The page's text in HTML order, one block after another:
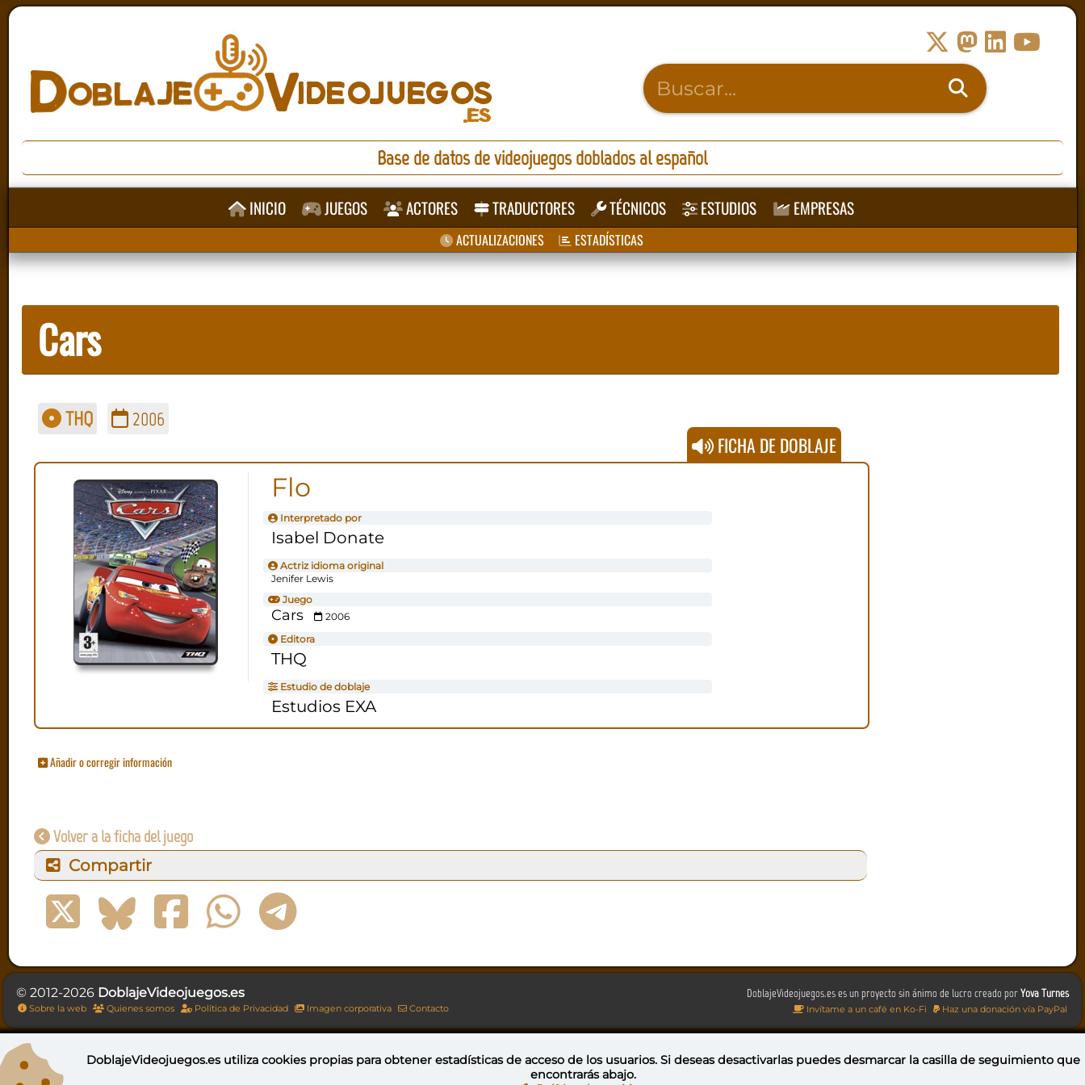
Base de datos de videojuegos doblados al español
INICIO JUEGOS ACTORES TRADUCTORES TÉCNICOS ESTUDIOS EMPRESAS
ACTUALIZACIONES ESTADÍSTICAS
Cars
THQ 2006
FICHA DE DOBLAJE
Flo
Interpretado por
Isabel Donate
Actriz idioma original
Jenifer Lewis
Juego
Cars
2006
Editora
THQ
Estudio de doblaje
Estudios EXA
Añadir o corregir información
Volver a la ficha del juego
Compartir
DoblajeVideojuegos.es es un proyecto sin ánimo de lucro creado porYova Turnes
Invítame a un café en Ko-Fi Haz una donación vía PayPal
© 2012-2026 DoblajeVideojuegos.es
Sobre la web Quienes somos Política de Privacidad Imagen corporativa Contacto
Esta obra está bajo una licencia de Creative Commons Reconocimiento-NoComercial-CompartirIgual 4.0 Internacional
DoblajeVideojuegos.es utilizacookies propiaspara obtener estadísticas de acceso de los usuarios. Si deseas desactivarlas puedesdesmarcar la casilla de seguimiento que
encontrarás abajo.